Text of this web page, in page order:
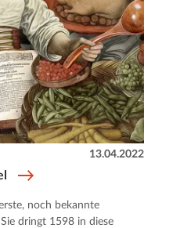
13.04.2022
noch bekannte
dringt 1598 in diese